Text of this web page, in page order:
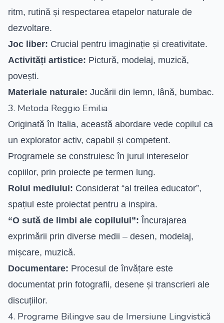
ritm, rutină și respectarea etapelor naturale de
dezvoltare.
Joc liber: Crucial pentru imaginație și creativitate.
Activități artistice: Pictură, modelaj, muzică,
povești.
Materiale naturale: Jucării din lemn, lână, bumbac.
3. Metoda Reggio Emilia
Originată în Italia, această abordare vede copilul ca
un explorator activ, capabil și competent.
Programele se construiesc în jurul intereselor
copiilor, prin proiecte pe termen lung.
Rolul mediului: Considerat “al treilea educator”,
spațiul este proiectat pentru a inspira.
“O sută de limbi ale copilului”: Încurajarea
exprimării prin diverse medii – desen, modelaj,
mișcare, muzică.
Documentare: Procesul de învățare este
documentat prin fotografii, desene și transcrieri ale
discuțiilor.
4. Programe Bilingve sau de Imersiune Lingvistică